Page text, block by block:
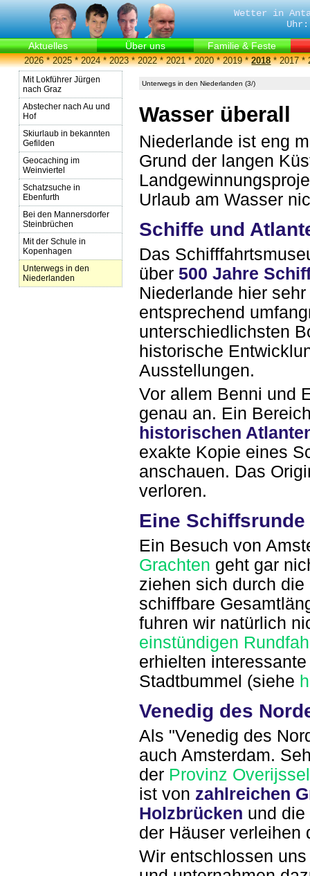
Wetter in
Aktuelles
Über uns Familie & Feste
2026*2025*2024*2023*2022*2021*2020*2019*2018*2017*
Mit Lokführer Jürgen
nach Graz
Abstecher nach Au und
Hof
Skiurlaub in bekannten
Gefilden
Geocaching im
Weinviertel
Schatzsuche in
Ebenfurth
Bei den Mannersdorfer
Steinbrüchen
Mit der Schule in
Kopenhagen
Unterwegs in den
Niederlanden
Unterwegs in den Niederlanden (3/)
Wasser überall
Niederlande ist eng
Grund der langen
Urlaub am Wasser
Schiffe und
Das
über 500 Jahre
Niederlande hier
entsprechend
unterschiedlichsten
historische
Ausstellungen.
Vor allem Benni und
genau an. Ein
historischen
exakte Kopie eines
anschauen. Das
verloren.
Eine
Ein Besuch von
Grachten geht gar
ziehen sich durch
schiffbare
fuhren wir natürlich
einstündigen
erhielten
Stadtbummel (siehe
Venedig des
Als "Venedig des
auch Amsterdam.
der Provinz Overijssel
ist von zahlreichen
Holzbrücken und
der Häuser verleihen
Wir entschlossen